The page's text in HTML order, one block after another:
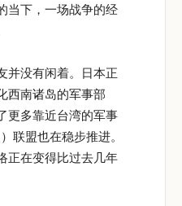
当下，一场战争的经
并没有闲着。日本正
西南诸岛的军事部
更多靠近台湾的军事
联盟也在稳步推进。
正在变得比过去几年